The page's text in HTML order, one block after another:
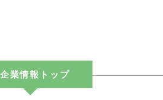
企業情報トップ